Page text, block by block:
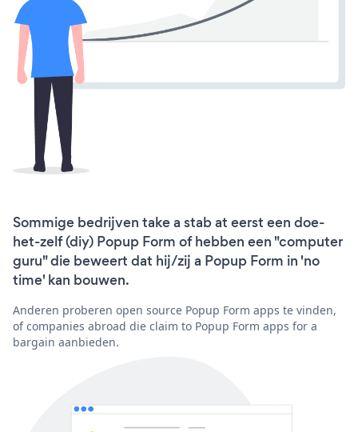
Sommige bedrijven take a stab at eerst een doe-
het-zelf (diy) Popup Form of hebben een "computer
guru" die beweert dat hij/zij a Popup Form in 'no
time' kan bouwen.
Anderen proberen open source Popup Form apps te vinden,
of companies abroad die claim to Popup Form apps for a
bargain aanbieden.